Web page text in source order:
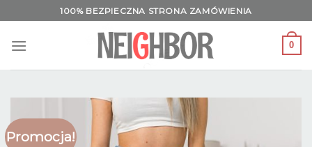
to
content
100% BEZPIECZNA STRONA ZAMÓWIENIA
0
Promocja!